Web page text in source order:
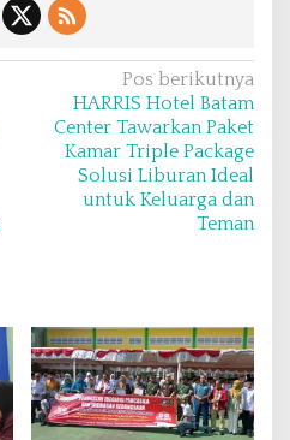
Pos berikutnya
HARRIS Hotel Batam
Center Tawarkan Paket
Kamar Triple Package
Solusi Liburan Ideal
untuk Keluarga dan
Teman